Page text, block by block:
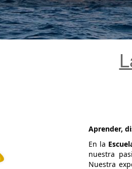
Aprender,
En la
nuestra
Nuestra